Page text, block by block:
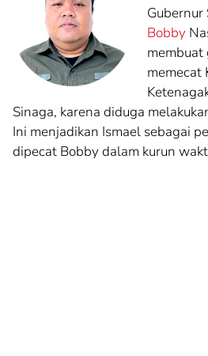
Gubernur
Bobby
membuat
memecat
Sinaga, karena diduga
Ini menjadikan Ismael sebagai
dipecat Bobby dalam kurun